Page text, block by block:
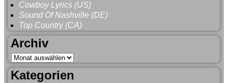
Cowboy Lyrics (US)
Sound Of Nashville (DE)
Top Country (CA)
Archiv
Kategorien